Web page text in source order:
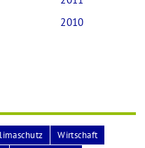
2010
Wirtschaft